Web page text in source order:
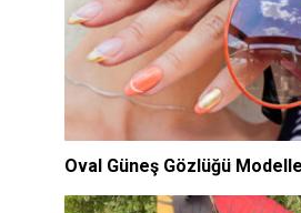
Oval Güneş Gözlüğü